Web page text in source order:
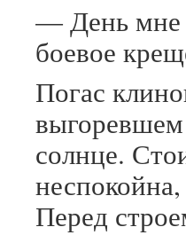
— День мне
боевое
Погас
солнце.
Перед